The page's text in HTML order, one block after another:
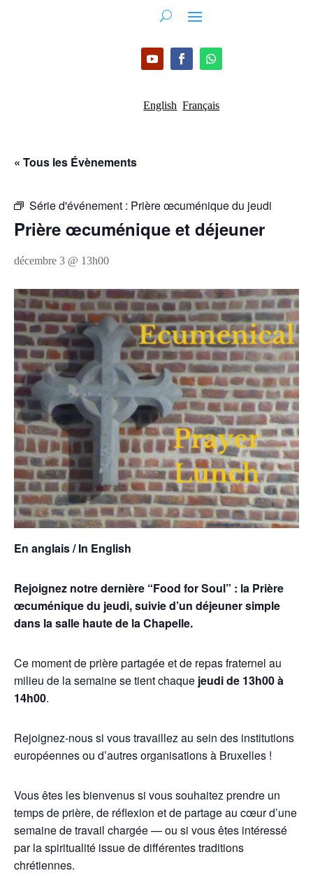
English Français
« Tous les Évènements
Série d'événement : Prière œcuménique du jeudi
Prière œcuménique et déjeuner
décembre 3 @ 13h00
En anglais / In English
Rejoignez notre dernière “Food for Soul” : la Prière
œcuménique du jeudi, suivie d’un déjeuner simple
dans la salle haute de la Chapelle.
Ce moment de prière partagée et de repas fraternel au
milieu de la semaine se tient chaque jeudi de 13h00 à
14h00.
Rejoignez-nous si vous travaillez au sein des institutions
européennes ou d’autres organisations à Bruxelles !
Vous êtes les bienvenus si vous souhaitez prendre un
temps de prière, de réflexion et de partage au cœur d’une
semaine de travail chargée — ou si vous êtes intéressé
par la spiritualité issue de différentes traditions
chrétiennes.